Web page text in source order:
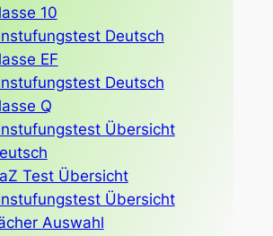
10
Deutsch
EF
Deutsch
Q
Übersicht
Test Übersicht
Übersicht
Auswahl